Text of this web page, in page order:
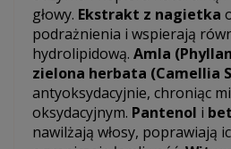
głowy. Ekstrakt z nagietka
podrażnienia i wspierają
hydrolipidową. Amla
zielona herbata (Camellia
antyoksydacyjnie, chroniąc
oksydacyjnym. Pantenol i
nawilżają włosy, poprawiają